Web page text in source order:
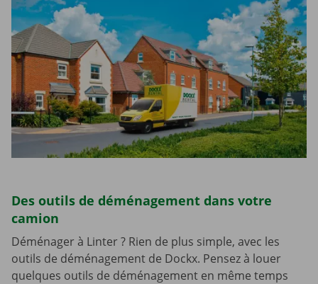
Des outils de déménagement dans votre
camion
Déménager à Linter ? Rien de plus simple, avec les
outils de déménagement de Dockx. Pensez à louer
quelques outils de déménagement en même temps